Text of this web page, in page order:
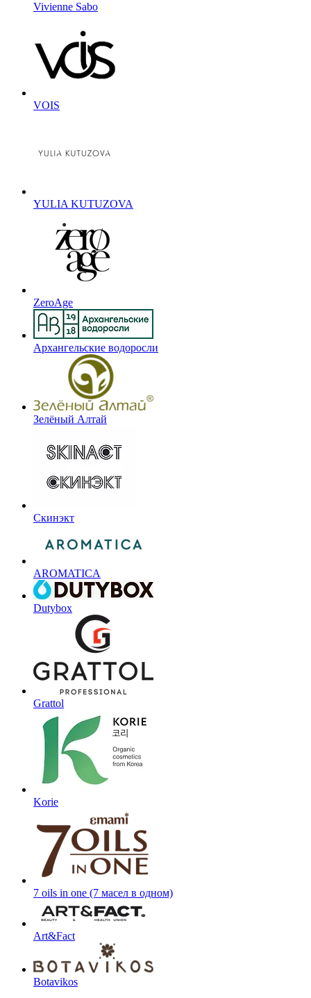
Vivienne Sabo
VOIS
YULIA KUTUZOVA
ZeroAge
Архангельские водоросли
Зелёный Алтай
Скинэкт
AROMATICA
Dutybox
Grattol
Korie
7 oils in one (7 масел в одном)
Art&Fact
Botavikos